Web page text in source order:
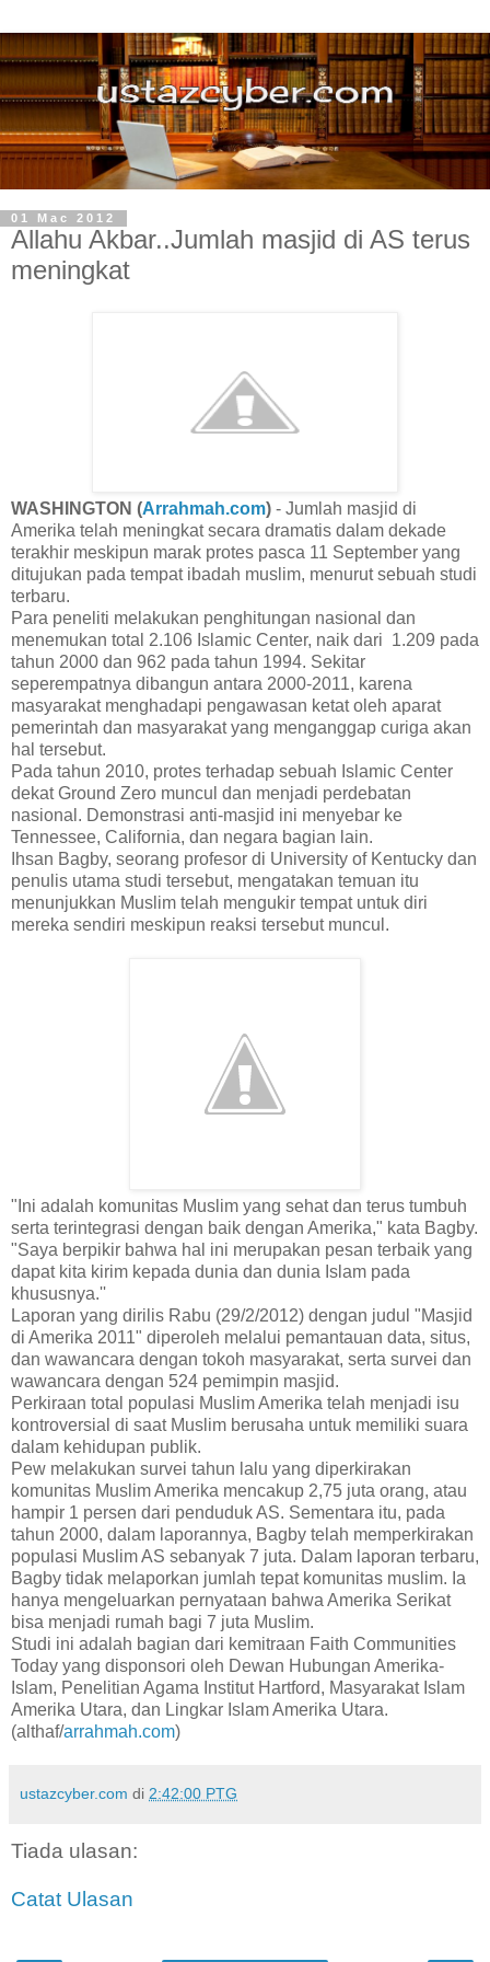
01 Mac 2012
Allahu Akbar..Jumlah masjid di AS terus
meningkat
WASHINGTON (Arrahmah.com) - Jumlah masjid di
Amerika telah meningkat secara dramatis dalam dekade
terakhir meskipun marak protes pasca 11 September yang
ditujukan pada tempat ibadah muslim, menurut sebuah studi
terbaru.
Para peneliti melakukan penghitungan nasional dan
menemukan total 2.106 Islamic Center, naik dari 1.209 pada
tahun 2000 dan 962 pada tahun 1994. Sekitar
seperempatnya dibangun antara 2000-2011, karena
masyarakat menghadapi pengawasan ketat oleh aparat
pemerintah dan masyarakat yang menganggap curiga akan
hal tersebut.
Pada tahun 2010, protes terhadap sebuah Islamic Center
dekat Ground Zero muncul dan menjadi perdebatan
nasional. Demonstrasi anti-masjid ini menyebar ke
Tennessee, California, dan negara bagian lain.
Ihsan Bagby, seorang profesor di University of Kentucky dan
penulis utama studi tersebut, mengatakan temuan itu
menunjukkan Muslim telah mengukir tempat untuk diri
mereka sendiri meskipun reaksi tersebut muncul.
"Ini adalah komunitas Muslim yang sehat dan terus tumbuh
serta terintegrasi dengan baik dengan Amerika," kata Bagby.
"Saya berpikir bahwa hal ini merupakan pesan terbaik yang
dapat kita kirim kepada dunia dan dunia Islam pada
khususnya.''
Laporan yang dirilis Rabu (29/2/2012) dengan judul "Masjid
di Amerika 2011" diperoleh melalui pemantauan data, situs,
dan wawancara dengan tokoh masyarakat, serta survei dan
wawancara dengan 524 pemimpin masjid.
Perkiraan total populasi Muslim Amerika telah menjadi isu
kontroversial di saat Muslim berusaha untuk memiliki suara
dalam kehidupan publik.
Pew melakukan survei tahun lalu yang diperkirakan
komunitas Muslim Amerika mencakup 2,75 juta orang, atau
hampir 1 persen dari penduduk AS. Sementara itu, pada
tahun 2000, dalam laporannya, Bagby telah memperkirakan
populasi Muslim AS sebanyak 7 juta. Dalam laporan terbaru,
Bagby tidak melaporkan jumlah tepat komunitas muslim. Ia
hanya mengeluarkan pernyataan bahwa Amerika Serikat
bisa menjadi rumah bagi 7 juta Muslim.
Studi ini adalah bagian dari kemitraan Faith Communities
Today yang disponsori oleh Dewan Hubungan Amerika-
Islam, Penelitian Agama Institut Hartford, Masyarakat Islam
Amerika Utara, dan Lingkar Islam Amerika Utara.
(althaf/arrahmah.com)
ustazcyber.com di 2:42:00 PTG
Tiada ulasan:
Catat Ulasan